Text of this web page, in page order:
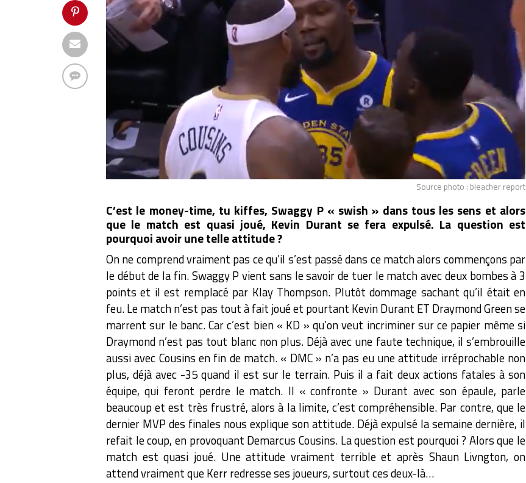
Source photo : bleacher report
C’est le money-time, tu kiffes, Swaggy P « swish » dans tous les sens et alors
que le match est quasi joué, Kevin Durant se fera expulsé. La question est
pourquoi avoir une telle attitude ?
On ne comprend vraiment pas ce qu’il s’est passé dans ce match alors commençons par
le début de la fin. Swaggy P vient sans le savoir de tuer le match avec deux bombes à 3
points et il est remplacé par Klay Thompson. Plutôt dommage sachant qu’il était en
feu. Le match n’est pas tout à fait joué et pourtant Kevin Durant ET Draymond Green se
marrent sur le banc. Car c’est bien « KD » qu’on veut incriminer sur ce papier même si
Draymond n’est pas tout blanc non plus. Déjà avec une faute technique, il s’embrouille
aussi avec Cousins en fin de match. « DMC » n’a pas eu une attitude irréprochable non
plus, déjà avec -35 quand il est sur le terrain. Puis il a fait deux actions fatales à son
équipe, qui feront perdre le match. Il « confronte » Durant avec son épaule, parle
beaucoup et est très frustré, alors à la limite, c’est compréhensible. Par contre, que le
dernier MVP des finales nous explique son attitude. Déjà expulsé la semaine dernière, il
refait le coup, en provoquant Demarcus Cousins. La question est pourquoi ? Alors que le
match est quasi joué. Une attitude vraiment terrible et après Shaun Livngton, on
attend vraiment que Kerr redresse ses joueurs, surtout ces deux-là…